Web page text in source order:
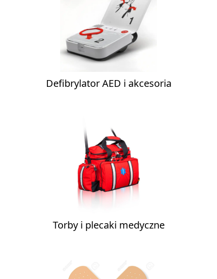
Defibrylator AED i akcesoria
Torby i plecaki medyczne